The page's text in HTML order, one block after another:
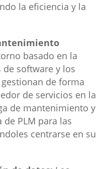
la eficiencia y la
basado en la
de software y los
de forma
de servicios en la
de mantenimiento y
PLM para las
centrarse en su